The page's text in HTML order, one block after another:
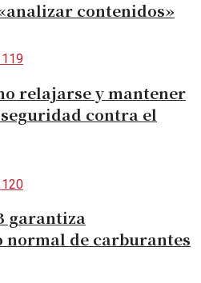
contenidos»
119
relajarse y mantener
contra el
120
garantiza
normal de carburantes